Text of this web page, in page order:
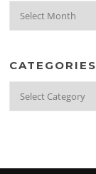
CATEGORIES